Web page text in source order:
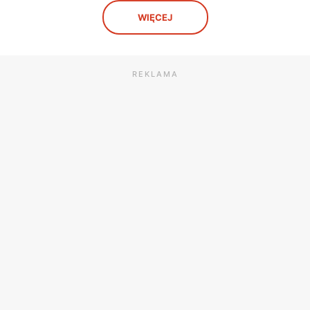
Drogerie Natura
Garwolin, ul. Krótka 1
Skierniewice, ul. Mikołaja
WIĘCEJ
REKLAMA